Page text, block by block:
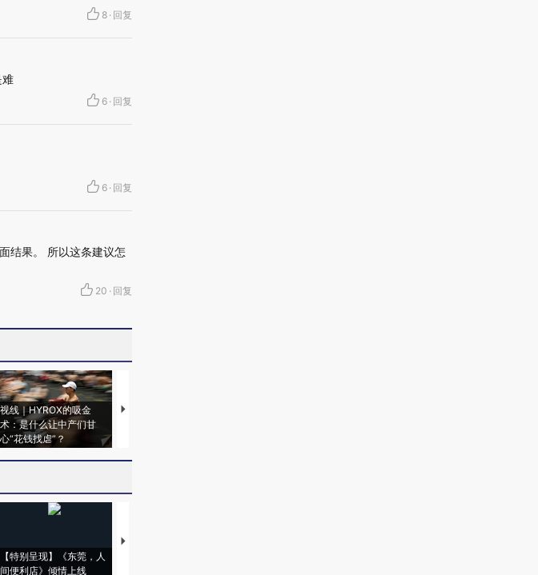
8 · 回复
难
6 · 回复
6 · 回复
结果。 所以这条建议怎
20 · 回复
视线｜HYROX的吸金
术：是什么让中产们甘
心“花钱找虐”？
马航飞行员跨国走私7万
【特别呈现】《东莞，人
间便利店》倾情上线
【推广】走进第四届链博